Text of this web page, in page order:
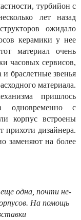
турбийон с
лет назад
ожидало
керамики у нее
материал очень
часовых сервисов,
браслетные звенья
материала.
пришлось
одновременно с
корпус встроены
прихоти дизайнера.
заменяют на более
одна, почти не-
Hа помощь